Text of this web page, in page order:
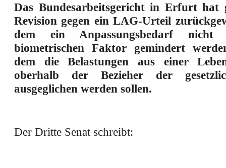
Das Bundesarbeitsgericht in Erfurt hat
Revision gegen ein LAG-Urteil
dem ein Anpassungsbedarf
biometrischen Faktor gemindert
dem die Belastungen aus einer
oberhalb der Bezieher der
ausgeglichen werden sollen.
Der Dritte Senat schreibt: